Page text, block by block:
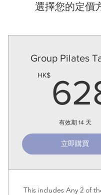
選擇您的定價
Group Pilates
HK$
有效期 14 天
立即購買
This includes Any 2 of